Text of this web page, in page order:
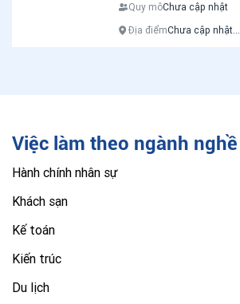
Quy môChưa cập nhật
Địa điểmChưa cập nhật...
Việc làm theo ngành nghề
Hành chính nhân sự
Khách sạn
Kế toán
Kiến trúc
Du lịch